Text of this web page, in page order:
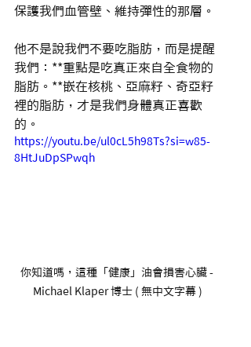
保護我們血管壁、維持彈性的那層。
他不是說我們不要吃脂肪，而是提醒
我們：**重點是吃真正來自全食物的
脂肪。**嵌在核桃、亞麻籽、奇亞籽
裡的脂肪，才是我們身體真正喜歡
的。
https://youtu.be/ul0cL5h98Ts?si=w85-
8HtJuDpSPwqh
你知道嗎，這種「健康」油會損害心臟 -
Michael Klaper 博士 ( 無中文字幕 )